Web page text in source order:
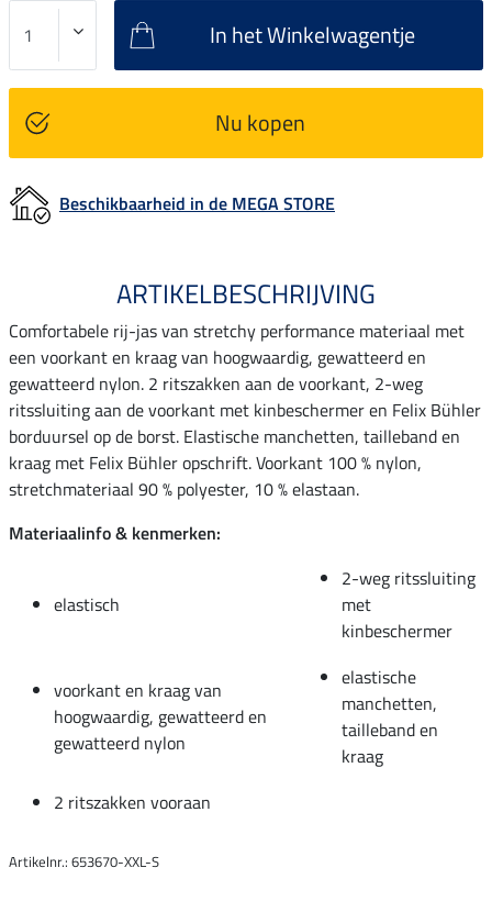
In het Winkelwagentje
Nu kopen
Beschikbaarheid in de MEGA STORE
ARTIKELBESCHRIJVING
Comfortabele rij-jas van stretchy performance materiaal met
een voorkant en kraag van hoogwaardig, gewatteerd en
gewatteerd nylon. 2 ritszakken aan de voorkant, 2-weg
ritssluiting aan de voorkant met kinbeschermer en Felix Bühler
borduursel op de borst. Elastische manchetten, tailleband en
kraag met Felix Bühler opschrift. Voorkant 100 % nylon,
stretchmateriaal 90 % polyester, 10 % elastaan.
Materiaalinfo & kenmerken:
elastisch
2-weg ritssluiting
met
kinbeschermer
voorkant en kraag van
hoogwaardig, gewatteerd en
gewatteerd nylon
elastische
manchetten,
tailleband en
kraag
2 ritszakken vooraan
Artikelnr.: 653670-XXL-S